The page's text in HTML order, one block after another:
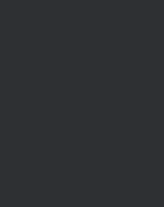
幾項檢
小